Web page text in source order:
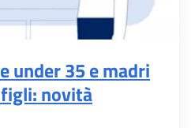
under 35 e madri
novità